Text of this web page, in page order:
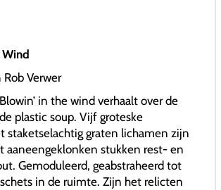
Wind
Verwer
in the wind verhaalt over de
plastic soup. Vijf groteske
staketselachtig graten lichamen zijn
aaneengeklonken stukken rest- en
Gemoduleerd, geabstraheerd tot
in de ruimte. Zijn het relicten